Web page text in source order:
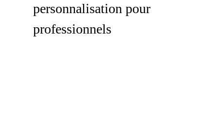
personnalisation pour
professionnels